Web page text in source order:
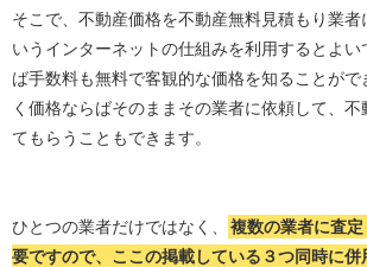
そこで、不動産価格を不動産無料見積もり業者
いうインターネットの仕組みを利用するとよい
ば手数料も無料で客観的な価格を知ることが
く価格ならばそのままその業者に依頼して、不
てもらうこともできます。
ひとつの業者だけではなく、
複数の業者に査
要ですので、ここの掲載している３つ同時に